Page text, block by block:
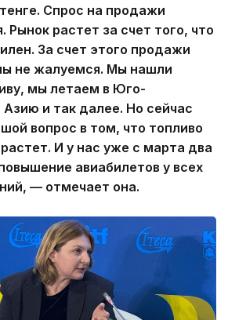
Спрос на продажи
Рынок растет за счет того, что
За счет этого продажи
не жалуемся. Мы нашли
мы летаем в Юго-
и так далее. Но сейчас
вопрос в том, что топливо
И у нас уже с марта два
авиабилетов у всех
— отмечает она.